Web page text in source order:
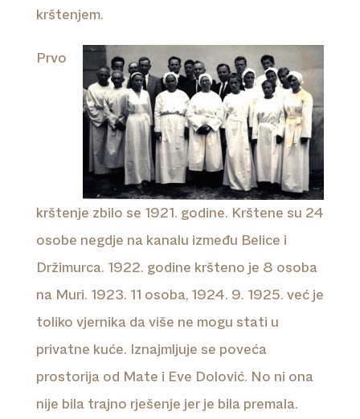
krštenjem.
Prvo
krštenje zbilo se 1921. godine. Krštene su 24
osobe negdje na kanalu između Belice i
Držimurca. 1922. godine kršteno je 8 osoba
na Muri. 1923. 11 osoba, 1924. 9. 1925. već je
toliko vjernika da više ne mogu stati u
privatne kuće. Iznajmljuje se poveća
prostorija od Mate i Eve Dolović. No ni ona
nije bila trajno rješenje jer je bila premala.